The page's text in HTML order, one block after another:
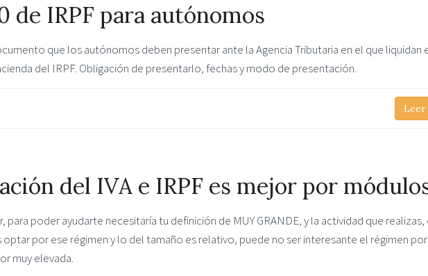
de IRPF para autónomos
que los autónomos deben presentar ante la Agencia Tributaria en el que liquidan
del IRPF. Obligación de presentarlo, fechas y modo de presentación.
Leer
del IVA e IRPF es mejor por
para poder ayudarte necesitaría tu definición de MUY GRANDE, y la actividad que realizas,
por ese régimen y lo del tamaño es relativo, puede no ser interesante el régimen
muy elevada.